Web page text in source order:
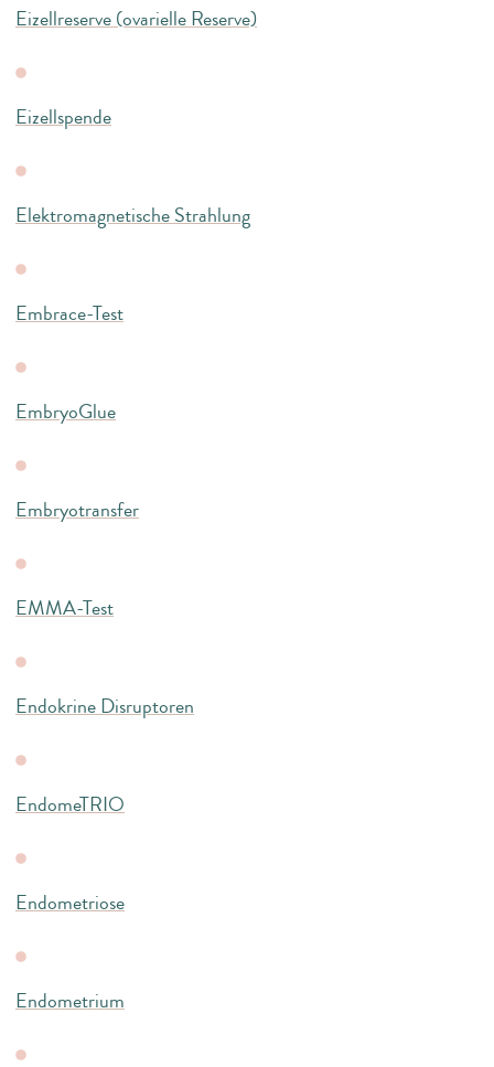
Eizellreserve (ovarielle Reserve)
Eizellspende
Elektromagnetische Strahlung
Embrace-Test
EmbryoGlue
Embryotransfer
EMMA-Test
Endokrine Disruptoren
EndomeTRIO
Endometriose
Endometrium